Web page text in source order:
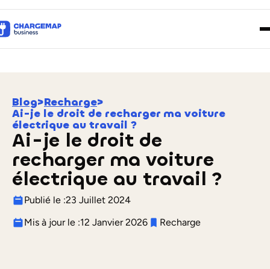
Blog>Recharge>
Ai-je le droit de recharger ma voiture
électrique au travail ?
Ai-je le droit de
recharger ma voiture
électrique au travail ?
Publié le :23 Juillet 2024
Mis à jour le :12 Janvier 2026 Recharge